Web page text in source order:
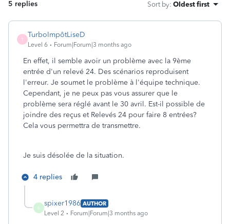
5 replies Sort by: Oldest first
T
TurboImpôtLiseD
Level 6 Forum|Forum|3 months ago
En effet, il semble avoir un problème avec la 9ème
entrée d'un relevé 24. Des scénarios reproduisent
l'erreur. Je soumet le problème à l'équipe technique.
Cependant, je ne peux pas vous assurer que le
problème sera réglé avant le 30 avril. Est-il possible de
joindre des reçus et Relevés 24 pour faire 8 entrées?
Cela vous permettra de transmettre.
Je suis désolée de la situation.
4 replies
S
spixer1986 AUTHOR
Level 2
Forum|Forum|3 months ago